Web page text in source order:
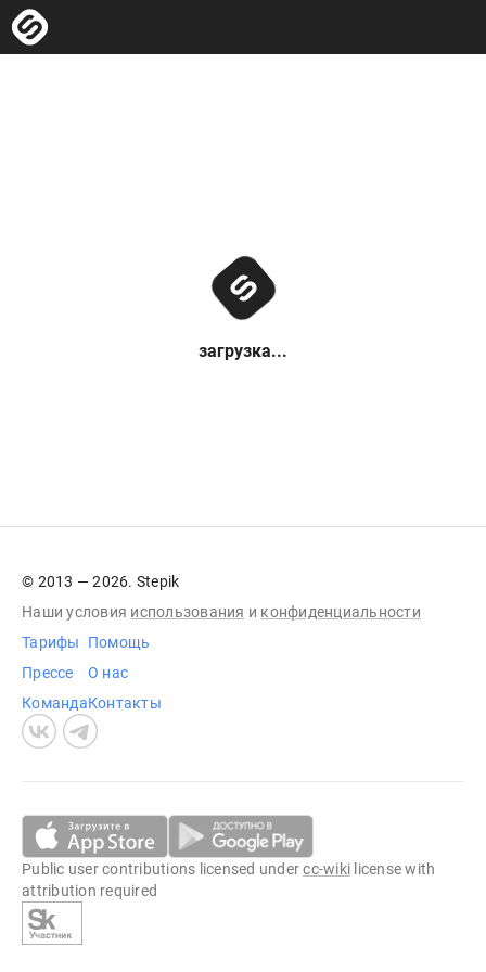
загрузка...
© 2013 — 2026. Stepik
Наши условия использования и конфиденциальности
Тарифы
Прессе
Команда
Помощь
О нас
Контакты
Public user contributions licensed undercc-wiki license with
attribution required